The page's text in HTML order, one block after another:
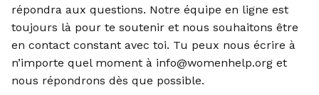
répondra aux questions. Notre équipe en ligne est
toujours là pour te soutenir et nous souhaitons être
en contact constant avec toi. Tu peux nous écrire à
n’importe quel moment à info@womenhelp.org et
nous répondrons dès que possible.